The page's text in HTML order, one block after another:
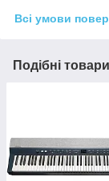
Всі умови
Подібні